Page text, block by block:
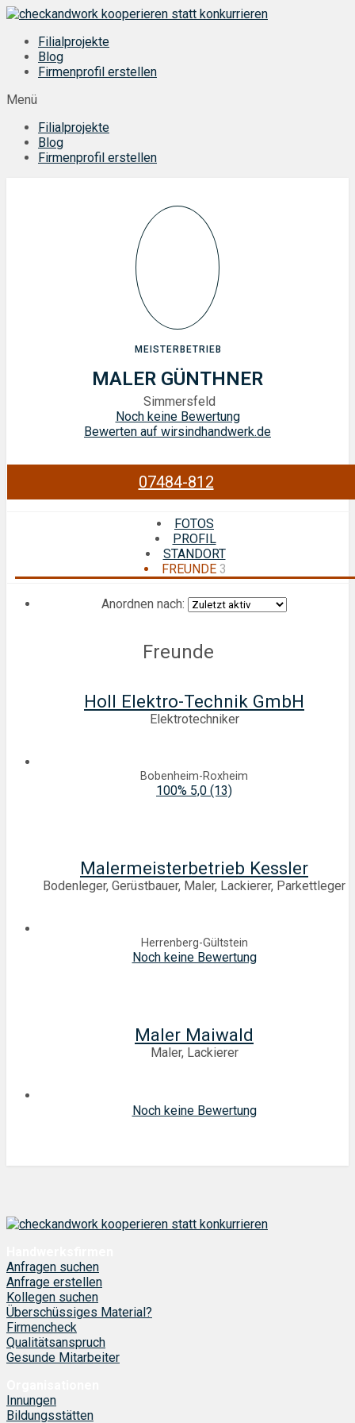
Zum
springenFilialprojekte
Blog
Firmenprofil erstellen
Menü
Filialprojekte
Blog
Firmenprofil erstellen
MEISTERBETRIEB
MALER GÜNTHNER
Simmersfeld
Noch keine Bewertung
Bewerten auf wirsindhandwerk.de
07484-812
FOTOS
PROFIL
STANDORT
FREUNDE 3
Anordnen nach:
Freunde
Holl Elektro-Technik GmbH
Elektrotechniker
Bobenheim-Roxheim
100% 5,0 (13)
Malermeisterbetrieb Kessler
Bodenleger, Gerüstbauer, Maler, Lackierer, Parkettleger
Herrenberg-Gültstein
Noch keine Bewertung
Maler Maiwald
Maler, Lackierer
Noch keine Bewertung
Anfragen suchen
Anfrage erstellen
Kollegen suchen
Überschüssiges Material?
Firmencheck
Qualitätsanspruch
Gesunde Mitarbeiter
Innungen
Bildungsstätten